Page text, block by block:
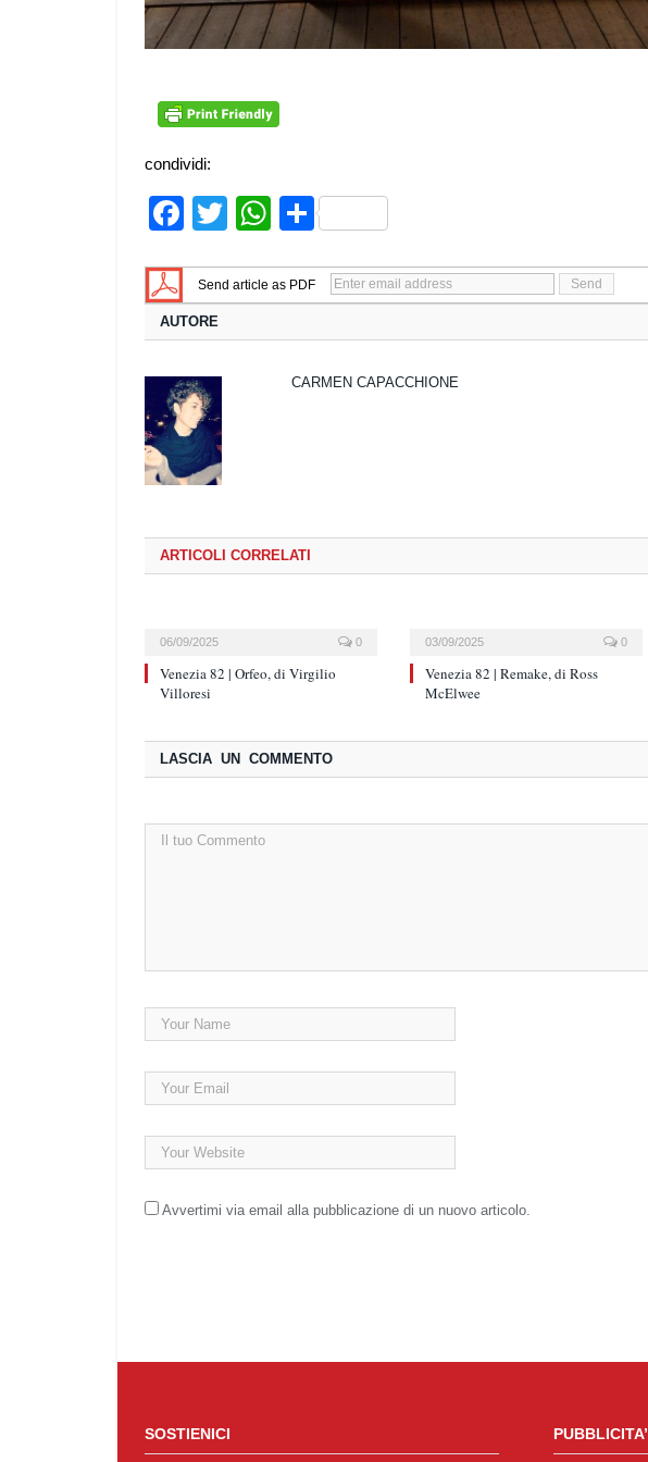
condividi:
Facebook
TwitterWhatsApp
Share
Send article as PDF
AUTORE
CARMEN CAPACCHIONE
ARTICOLI CORRELATI
06/09/2025 0
Venezia 82 | Orfeo, di Virgilio
Villoresi
03/09/2025 0
Venezia 82 | Remake, di Ross
McElwee
LASCIA UN COMMENTO
Avvertimi via email alla pubblicazione di un nuovo articolo.
SOSTIENICI PUBBLICITA’